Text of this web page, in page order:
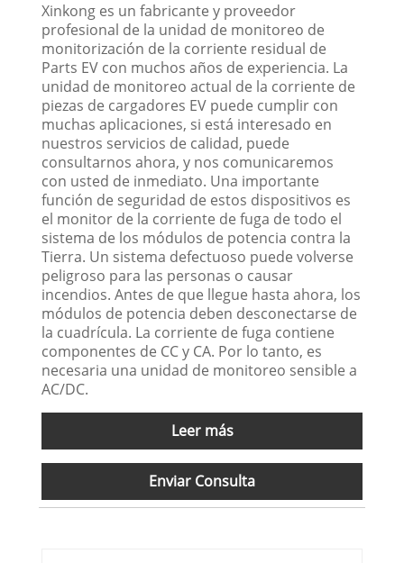
Xinkong es un fabricante y proveedor
profesional de la unidad de monitoreo de
monitorización de la corriente residual de
Parts EV con muchos años de experiencia. La
unidad de monitoreo actual de la corriente de
piezas de cargadores EV puede cumplir con
muchas aplicaciones, si está interesado en
nuestros servicios de calidad, puede
consultarnos ahora, y nos comunicaremos
con usted de inmediato. Una importante
función de seguridad de estos dispositivos es
el monitor de la corriente de fuga de todo el
sistema de los módulos de potencia contra la
Tierra. Un sistema defectuoso puede volverse
peligroso para las personas o causar
incendios. Antes de que llegue hasta ahora, los
módulos de potencia deben desconectarse de
la cuadrícula. La corriente de fuga contiene
componentes de CC y CA. Por lo tanto, es
necesaria una unidad de monitoreo sensible a
AC/DC.
Leer más
Enviar Consulta